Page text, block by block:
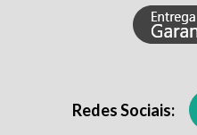
Redes Sociais: